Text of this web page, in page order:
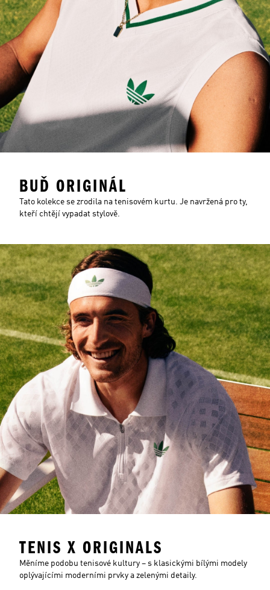
BUĎ ORIGINÁL
Tato kolekce se zrodila na tenisovém kurtu. Je navržená pro ty,
kteří chtějí vypadat stylově.
TENIS X ORIGINALS
Měníme podobu tenisové kultury – s klasickými bílými modely
oplývajícími moderními prvky a zelenými detaily.